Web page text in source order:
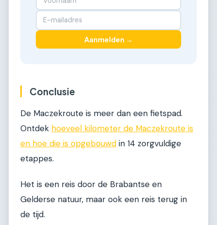
Aanmelden →
Conclusie
De Maczekroute is meer dan een fietspad.
Ontdek hoeveel kilometer de Maczekroute is
en hoe die is opgebouwd in 14 zorgvuldige
etappes.
Het is een reis door de Brabantse en
Gelderse natuur, maar ook een reis terug in
de tijd.